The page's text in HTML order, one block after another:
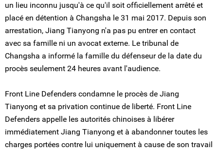
un lieu inconnu jusqu'à ce qu'il soit officiellement arrêté et
placé en détention à Changsha le 31 mai 2017. Depuis son
arrestation, Jiang Tianyong n'a pas pu entrer en contact
avec sa famille ni un avocat externe. Le tribunal de
Changsha a informé la famille du défenseur de la date du
procès seulement 24 heures avant l'audience.
Front Line Defenders condamne le procès de Jiang
Tianyong et sa privation continue de liberté. Front Line
Defenders appelle les autorités chinoises à libérer
immédiatement Jiang Tianyong et à abandonner toutes les
charges portées contre lui uniquement à cause de son travail